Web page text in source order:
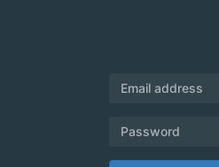
Email address
Password